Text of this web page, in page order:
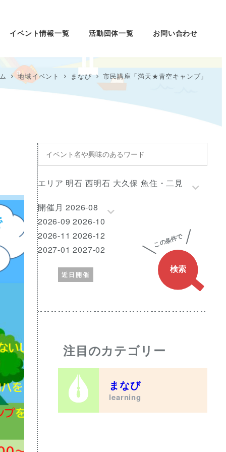
イベント情報一覧 活動団体一覧 お問い合わせ
地域イベント まなび 市民講座「満天★青空キャンプ」
イ
ベ
ン
ト
名
や
興
味
の
あ
る
ワ
ー
ド
エ
リ
ア
エリア 明石 西明石 大久保 魚住・二見
開
催
月
開催月 2026-08
2026-09 2026-10
2026-11 2026-12
2027-01 2027-02
近日開催
注目のカテゴリー
まなび
learning